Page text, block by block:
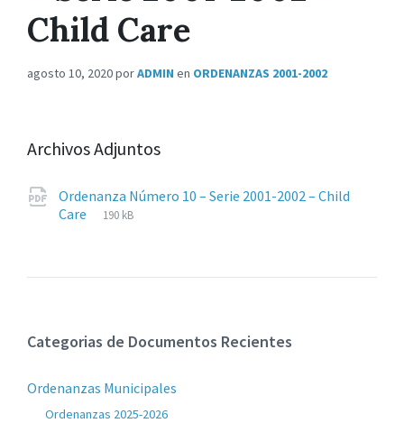
Child Care
agosto 10, 2020porADMIN en ORDENANZAS 2001-2002
Archivos Adjuntos
Ordenanza Número 10 – Serie 2001-2002 – Child
Care
Extensiones
pdf
Tamaño
190 kB
Categorias de Documentos Recientes
Ordenanzas Municipales
Ordenanzas 2025-2026